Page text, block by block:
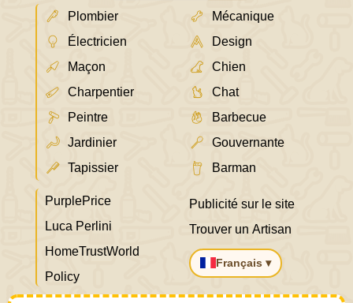
Plombier
Électricien
Maçon
Charpentier
Peintre
Jardinier
Tapissier
Mécanique
Design
Chien
Chat
Barbecue
Gouvernante
Barman
PurplePrice
Luca Perlini
HomeTrustWorld
Policy
Publicité sur le site
Trouver un Artisan
Français ▾